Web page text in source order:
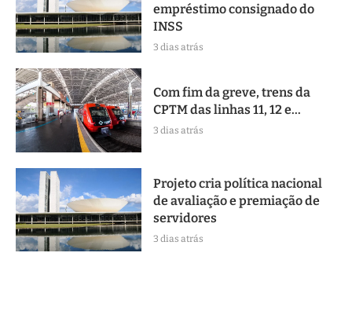
empréstimo consignado do
INSS
3 dias atrás
Com fim da greve, trens da
CPTM das linhas 11, 12 e...
3 dias atrás
Projeto cria política nacional
de avaliação e premiação de
servidores
3 dias atrás